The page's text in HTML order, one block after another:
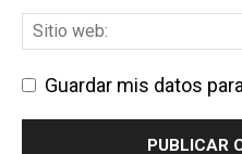
Guardar mis datos